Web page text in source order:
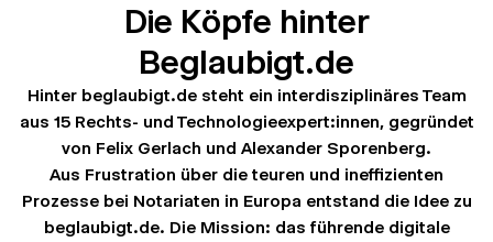
Die Köpfe hinter
Beglaubigt.de
Hinter beglaubigt.de steht ein interdisziplinäres Team
aus 15 Rechts- und Technologieexpert:innen, gegründet
von Felix Gerlach und Alexander Sporenberg.
Aus Frustration über die teuren und ineffizienten
Prozesse bei Notariaten in Europa entstand die Idee zu
beglaubigt.de. Die Mission: das führende digitale